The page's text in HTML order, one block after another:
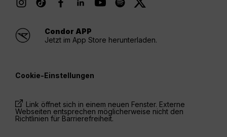
Condor APP
Jetzt im App Store herunterladen.
Cookie-Einstellungen
Link öffnet sich in einem neuen Fenster. Externe
Webseiten entsprechen möglicherweise nicht den
Richtlinien für Barrierefreiheit.